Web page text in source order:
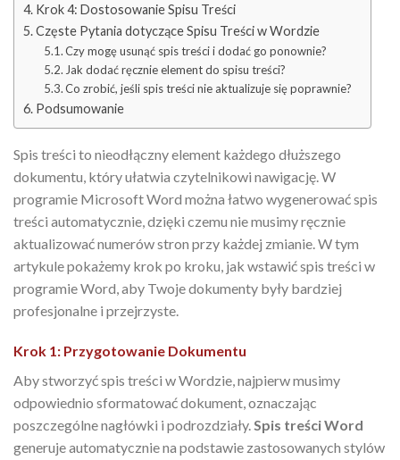
Krok 4: Dostosowanie Spisu Treści
Częste Pytania dotyczące Spisu Treści w Wordzie
Czy mogę usunąć spis treści i dodać go ponownie?
Jak dodać ręcznie element do spisu treści?
Co zrobić, jeśli spis treści nie aktualizuje się poprawnie?
Podsumowanie
Spis treści to nieodłączny element każdego dłuższego
dokumentu, który ułatwia czytelnikowi nawigację. W
programie Microsoft Word można łatwo wygenerować spis
treści automatycznie, dzięki czemu nie musimy ręcznie
aktualizować numerów stron przy każdej zmianie. W tym
artykule pokażemy krok po kroku, jak wstawić spis treści w
programie Word, aby Twoje dokumenty były bardziej
profesjonalne i przejrzyste.
Krok 1: Przygotowanie Dokumentu
Aby stworzyć spis treści w Wordzie, najpierw musimy
odpowiednio sformatować dokument, oznaczając
poszczególne nagłówki i podrozdziały.Spis treści Word
generuje automatycznie na podstawie zastosowanych stylów